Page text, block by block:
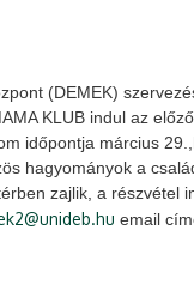
(DEMEK)
KLUB indul az
időpontja március
hagyományok a
zajlik, a részvétel
email